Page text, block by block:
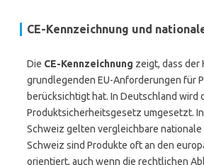
CE-Kennzeichnung und
Die CE-Kennzeichnung zeigt, dass der
grundlegenden EU-Anforderungen für
berücksichtigt hat. In Deutschland wird
Produktsicherheitsgesetz umgesetzt.
Schweiz gelten vergleichbare
Schweiz sind Produkte oft an den
orientiert, auch wenn die rechtlichen